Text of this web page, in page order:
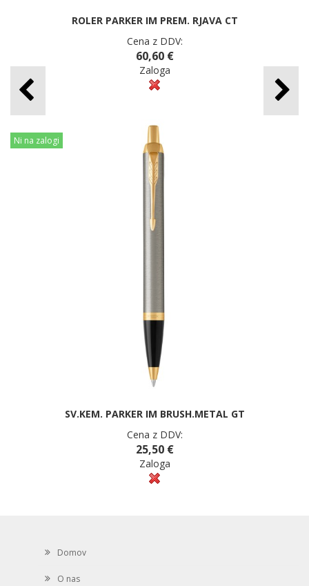
ROLER PARKER IM PREM. RJAVA CT
Cena z DDV:
60,60 €
Zaloga
Ni na zalogi
SV.KEM. PARKER IM BRUSH.METAL GT
Cena z DDV:
25,50 €
Zaloga
Domov
O nas